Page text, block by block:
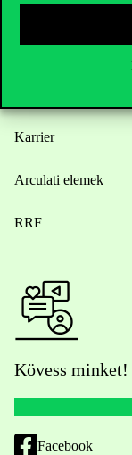
Nyitvatartás
Karrier
Arculati elemek
RRF
Kövess minket!
Facebook